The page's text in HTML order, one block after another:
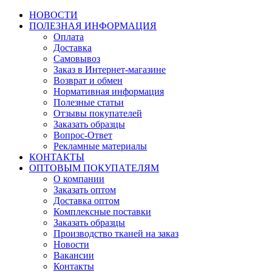
НОВОСТИ
ПОЛЕЗНАЯ ИНФОРМАЦИЯ
Оплата
Доставка
Самовывоз
Заказ в Интернет-магазине
Возврат и обмен
Нормативная информация
Полезные статьи
Отзывы покупателей
Заказать образцы
Вопрос-Ответ
Рекламные материалы
КОНТАКТЫ
ОПТОВЫМ ПОКУПАТЕЛЯМ
О компании
Заказать оптом
Доставка оптом
Комплексные поставки
Заказать образцы
Производство тканей на заказ
Новости
Вакансии
Контакты